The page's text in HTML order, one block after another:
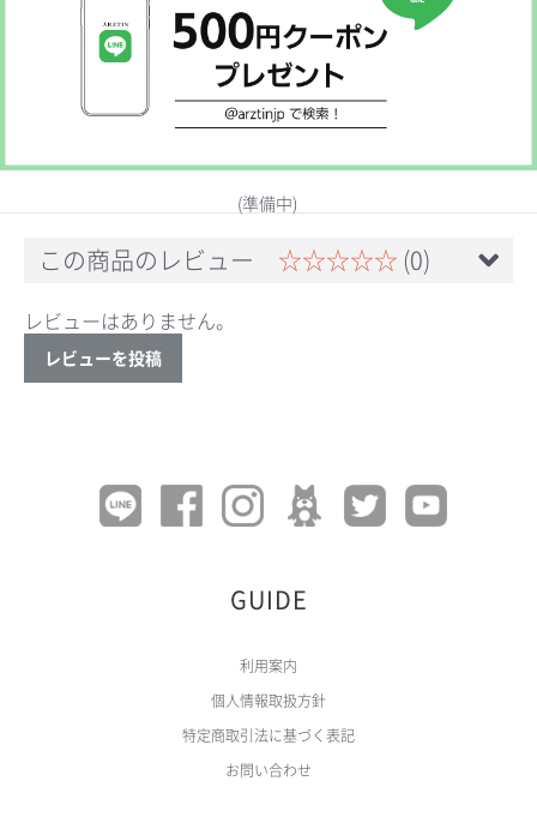
(準備中)
この商品のレビュー ☆☆☆☆☆ (0)
レビューはありません。
レビューを投稿
GUIDE
利用案内
個人情報取扱方針
特定商取引法に基づく表記
お問い合わせ